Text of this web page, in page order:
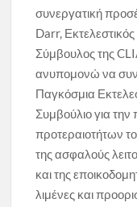
συνεργατική
Darr,
Σύμβουλος της
ανυπομονώ να
Παγκόσμια
Συμβούλιο για
προτεραιοτήτων
της ασφαλούς
και της
λιμένες και